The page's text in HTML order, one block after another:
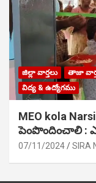
జిల్లా వార్తలు తాజా
విద్య & ఉద్యోగము
MEO kola
పెంపొందించాలి :
07/11/2024 SIRA